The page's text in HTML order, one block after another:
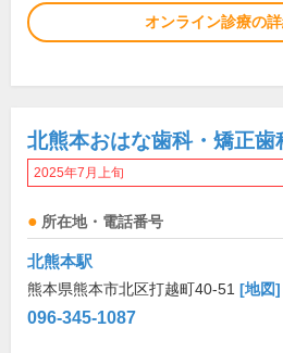
オンライン診療の
北熊本おはな歯科・矯正歯
2025年7月上旬
所在地・電話番号
北熊本駅
熊本県熊本市北区打越町40-51 [地図]
096-345-1087